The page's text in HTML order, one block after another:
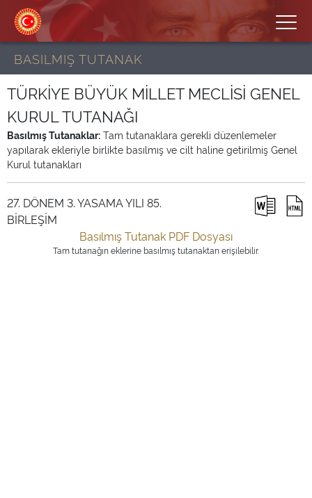
BASILMIŞ TUTANAK
TÜRKİYE BÜYÜK MİLLET MECLİSİ GENEL
KURUL TUTANAĞI
Basılmış Tutanaklar: Tam tutanaklara gerekli düzenlemeler
yapılarak ekleriyle birlikte basılmış ve cilt haline getirilmiş Genel
Kurul tutanakları
27. DÖNEM 3. YASAMA YILI 85.
BİRLEŞİM
Basılmış Tutanak PDF Dosyası
Tam tutanağın eklerine basılmış tutanaktan erişilebilir.